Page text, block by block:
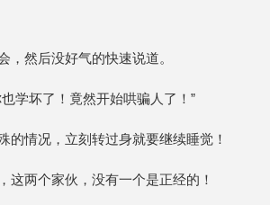
，然后没好气的快速说道。
学坏了！竟然开始哄骗人了！”
的情况，立刻转过身就要继续睡觉！
这两个家伙，没有一个是正经的！